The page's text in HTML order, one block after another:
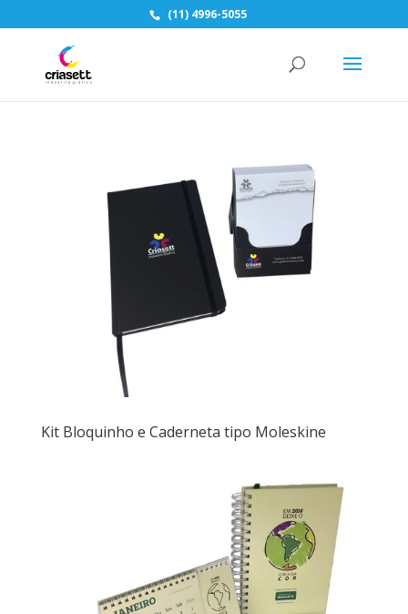
(11) 4996-5055
Kit Bloquinho e Caderneta tipo Moleskine